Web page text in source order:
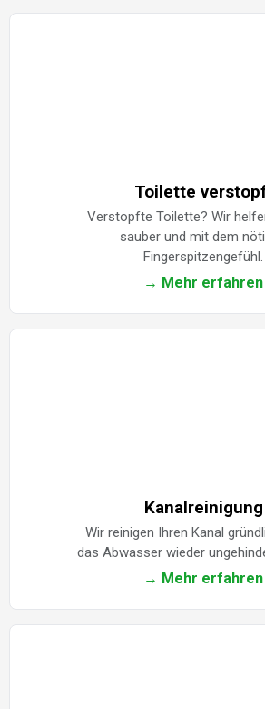
Toilette
Verstopfte Toilette? Wir
sauber und mit dem
Fingerspitzengefühl.
→ Mehr erfahren
Kanalreinigung
Wir reinigen Ihren Kanal
das Abwasser wieder
→ Mehr erfahren